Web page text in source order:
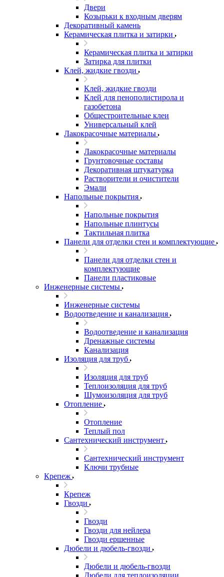
Двери
Козырьки к входным дверям
Декоративный камень
Керамическая плитка и затирки
Керамическая плитка и затирки
Затирка для плитки
Клей, жидкие гвозди
Клей, жидкие гвозди
Клей для пенополистирола и
газобетона
Общестроительные клеи
Универсальный клей
Лакокрасочные материалы
Лакокрасочные материалы
Грунтовочные составы
Декоративная штукатурка
Растворители и очистители
Эмали
Напольные покрытия
Напольные покрытия
Напольные плинтусы
Тактильная плитка
Панели для отделки стен и комплектующие
Панели для отделки стен и
комплектующие
Панели пластиковые
Инженерные системы
Инженерные системы
Водоотведение и канализация
Водоотведение и канализация
Дренажные системы
Канализация
Изоляция для труб
Изоляция для труб
Теплоизоляция для труб
Шумоизоляция для труб
Отопление
Отопление
Теплый пол
Сантехнический инструмент
Сантехнический инструмент
Ключи трубные
Крепеж
Крепеж
Гвозди
Гвозди
Гвозди для нейлера
Гвозди ершенные
Дюбели и дюбель-гвозди
Дюбели и дюбель-гвозди
Дюбели для теплоизоляции